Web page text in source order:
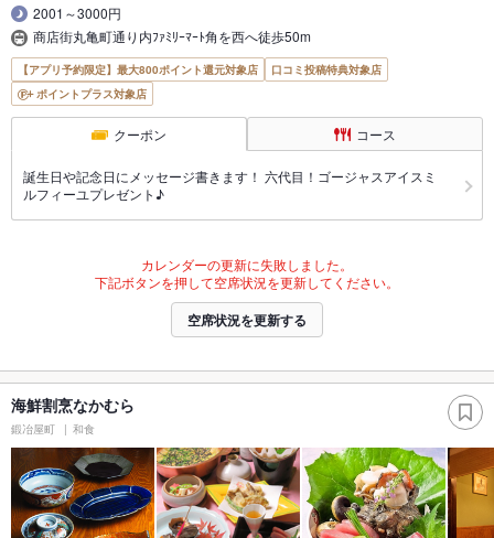
2001～3000円
商店街丸亀町通り内ﾌｧﾐﾘｰﾏｰﾄ角を西へ徒歩50m
【アプリ予約限定】最大800ポイント還元対象店
口コミ投稿特典対象店
ポイントプラス対象店
クーポン コース
誕生日や記念日にメッセージ書きます！ 六代目！ゴージャスアイスミ
ルフィーユプレゼント♪
カレンダーの更新に失敗しました。
下記ボタンを押して空席状況を更新してください。
空席状況を更新する
海鮮割烹なかむら
鍛冶屋町 和食